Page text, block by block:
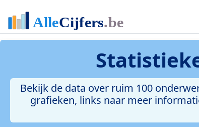
Bekijk de data over ruim 100
grafieken, links naar meer